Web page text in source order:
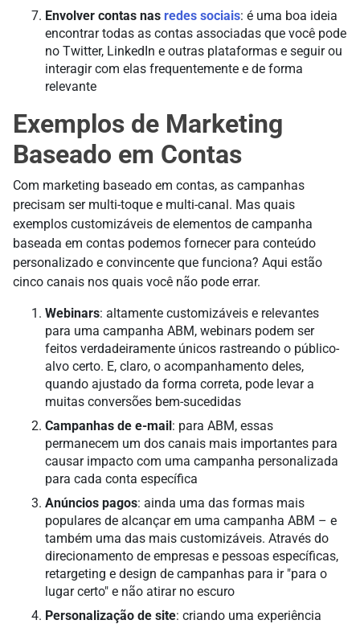
Envolver contas nas redes sociais: é uma boa ideia
encontrar todas as contas associadas que você pode
no Twitter, LinkedIn e outras plataformas e seguir ou
interagir com elas frequentemente e de forma
relevante
Exemplos de Marketing
Baseado em Contas
Com marketing baseado em contas, as campanhas
precisam ser multi-toque e multi-canal. Mas quais
exemplos customizáveis de elementos de campanha
baseada em contas podemos fornecer para conteúdo
personalizado e convincente que funciona? Aqui estão
cinco canais nos quais você não pode errar.
Webinars: altamente customizáveis e relevantes
para uma campanha ABM, webinars podem ser
feitos verdadeiramente únicos rastreando o público-
alvo certo. E, claro, o acompanhamento deles,
quando ajustado da forma correta, pode levar a
muitas conversões bem-sucedidas
Campanhas de e-mail: para ABM, essas
permanecem um dos canais mais importantes para
causar impacto com uma campanha personalizada
para cada conta específica
Anúncios pagos: ainda uma das formas mais
populares de alcançar em uma campanha ABM – e
também uma das mais customizáveis. Através do
direcionamento de empresas e pessoas específicas,
retargeting e design de campanhas para ir "para o
lugar certo" e não atirar no escuro
Personalização de site: criando uma experiência